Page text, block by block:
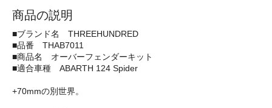
商品の説明
■ブランド名 THREEHUNDRED
■品番 THAB7011
■商品名 オーバーフェンダーキット
■適合車種 ABARTH 124 Spider
+70mmの別世界。